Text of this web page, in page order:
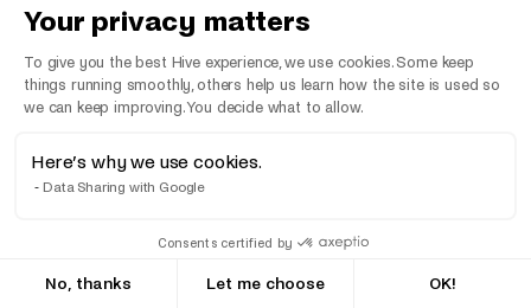
eficiencia operativa.
Your privacy matters
To give you the best Hive experience, we use cookies. Some keep
things running smoothly, others help us learn how the site is used so
we can keep improving. You decide what to allow.
Here’s why we use cookies.
Data Sharing with Google
Consents certified by
No, thanks Let me choose OK!